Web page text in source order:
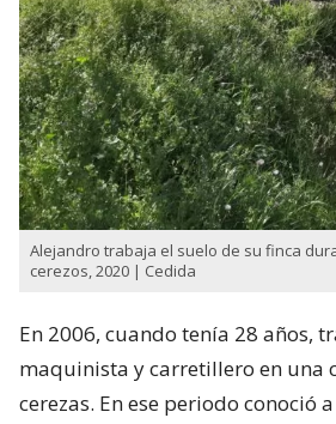
Alejandro trabaja el suelo de su finca
cerezos, 2020 | Cedida
En 2006, cuando tenía 28 años,
maquinista y carretillero en una
cerezas. En ese periodo conoció